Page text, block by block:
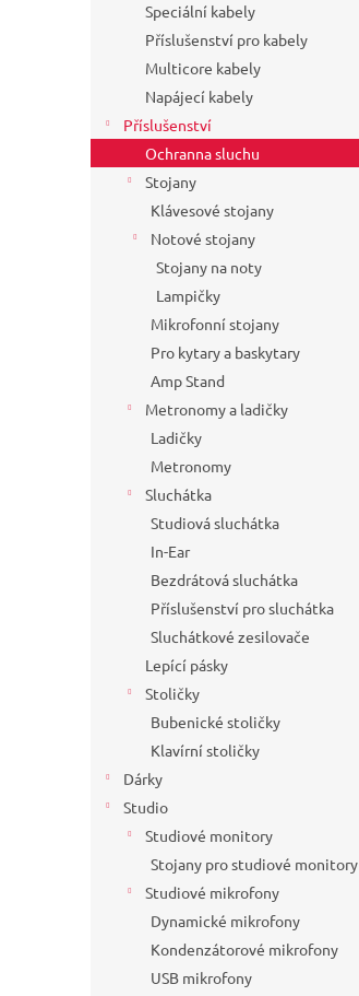
Speciální kabely
Příslušenství pro kabely
Multicore kabely
Napájecí kabely
Příslušenství
Ochranna sluchu
Stojany
Klávesové stojany
Notové stojany
Stojany na noty
Lampičky
Mikrofonní stojany
Pro kytary a baskytary
Amp Stand
Metronomy a ladičky
Ladičky
Metronomy
Sluchátka
Studiová sluchátka
In-Ear
Bezdrátová sluchátka
Příslušenství pro sluchátka
Sluchátkové zesilovače
Lepící pásky
Stoličky
Bubenické stoličky
Klavírní stoličky
Dárky
Studio
Studiové monitory
Stojany pro studiové monitory
Studiové mikrofony
Dynamické mikrofony
Kondenzátorové mikrofony
USB mikrofony